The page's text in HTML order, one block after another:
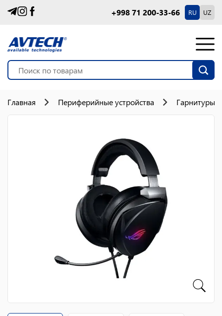
+998 71 200-33-66 RU UZ
Главная Периферийные устройства Гарнитуры